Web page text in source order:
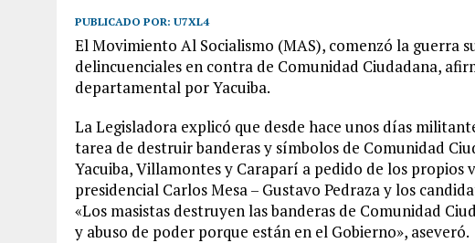
PUBLICADO POR: U7XL4
El Movimiento Al Socialismo (MAS), comenzó la guerra
delincuenciales en contra de Comunidad Ciudadana,
departamental por Yacuiba.
La Legisladora explicó que desde hace unos días
tarea de destruir banderas y símbolos de Comunidad
Yacuiba, Villamontes y Caraparí a pedido de los propios
presidencial Carlos Mesa – Gustavo Pedraza y los
«Los masistas destruyen las banderas de Comunidad
y abuso de poder porque están en el Gobierno», aseveró.